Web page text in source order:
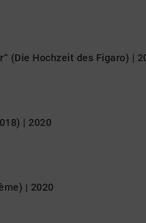
(Die Hochzeit des Figaro) |
| 2020
| 2020